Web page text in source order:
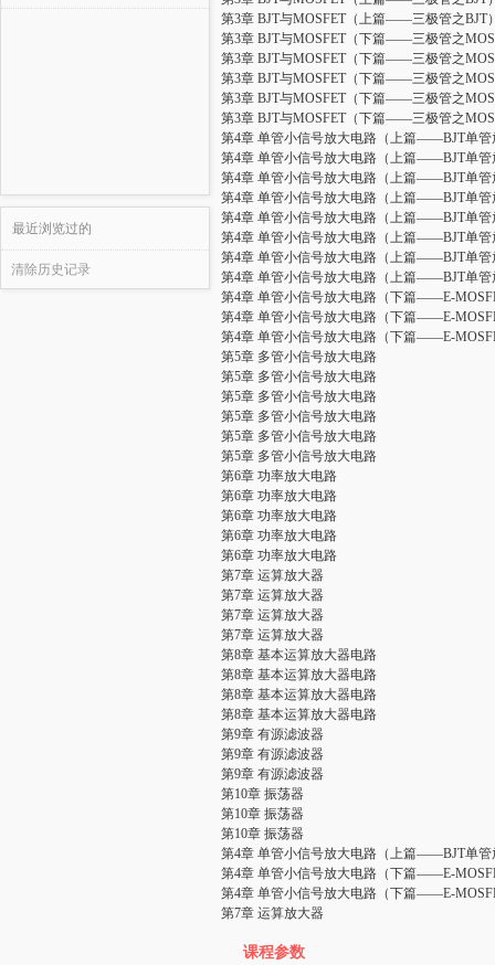
学
最近浏览过的
清除历史记录
第3章 BJT与MOSFET（上篇——三极管之BJT
第3章 BJT与MOSFET（下篇——三极管之
第3章 BJT与MOSFET（下篇——三极管之
第3章 BJT与MOSFET（下篇——三极管之
第3章 BJT与MOSFET（下篇——三极管之
第3章 BJT与MOSFET（下篇——三极管之
第4章 单管小信号放大电路（上篇——BJT单管
第4章 单管小信号放大电路（上篇——BJT单管
第4章 单管小信号放大电路（上篇——BJT单管
第4章 单管小信号放大电路（上篇——BJT单管
第4章 单管小信号放大电路（上篇——BJT单管
第4章 单管小信号放大电路（上篇——BJT单管
第4章 单管小信号放大电路（上篇——BJT单管
第4章 单管小信号放大电路（上篇——BJT单管
第4章 单管小信号放大电路（下篇——E-
第4章 单管小信号放大电路（下篇——E-
第4章 单管小信号放大电路（下篇——E-
第5章 多管小信号放大电路
第5章 多管小信号放大电路
第5章 多管小信号放大电路
第5章 多管小信号放大电路
第5章 多管小信号放大电路
第5章 多管小信号放大电路
第6章 功率放大电路
第6章 功率放大电路
第6章 功率放大电路
第6章 功率放大电路
第6章 功率放大电路
第7章 运算放大器
第7章 运算放大器
第7章 运算放大器
第7章 运算放大器
第8章 基本运算放大器电路
第8章 基本运算放大器电路
第8章 基本运算放大器电路
第8章 基本运算放大器电路
第9章 有源滤波器
第9章 有源滤波器
第9章 有源滤波器
第10章 振荡器
第10章 振荡器
第10章 振荡器
第4章 单管小信号放大电路（上篇——BJT单管
第4章 单管小信号放大电路（下篇——E-
第4章 单管小信号放大电路（下篇——E-
第7章 运算放大器
课程参数